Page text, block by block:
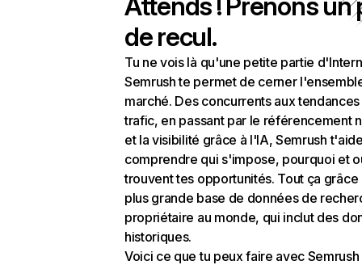
de recul.
Tu ne vois là qu'une petite partie
Semrush te permet de cerner
marché. Des concurrents aux
trafic, en passant par le référencement
et la visibilité grâce à l'IA, Semrush
comprendre qui s'impose, pourquoi et
trouvent tes opportunités. Tout ça grâce
plus grande base de données de
propriétaire au monde, qui inclut des
historiques.
Voici ce que tu peux faire avec Semrush